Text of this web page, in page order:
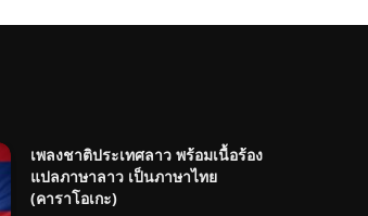
เพลงชาติประเทศลาว พร้อมเนื้อร้อง
แปลภาษาลาว เป็นภาษาไทย
(คาราโอเกะ)